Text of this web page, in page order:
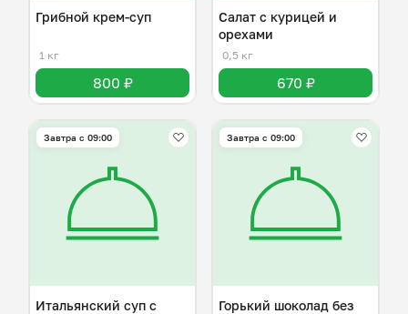
Грибной крем-суп
1 кг
800 ₽
Салат с курицей и
орехами
0,5 кг
670 ₽
Завтра c 09:00
Итальянский суп с
Завтра c 09:00
Горький шоколад без